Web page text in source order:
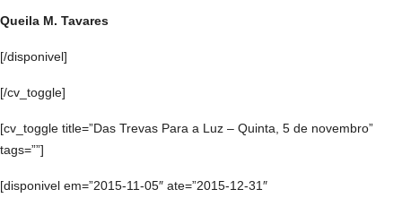
Queila M. Tavares
[/disponivel]
[/cv_toggle]
[cv_toggle title=”Das Trevas Para a Luz – Quinta, 5 de novembro”
tags=””]
[disponivel em=”2015-11-05″ ate=”2015-12-31″